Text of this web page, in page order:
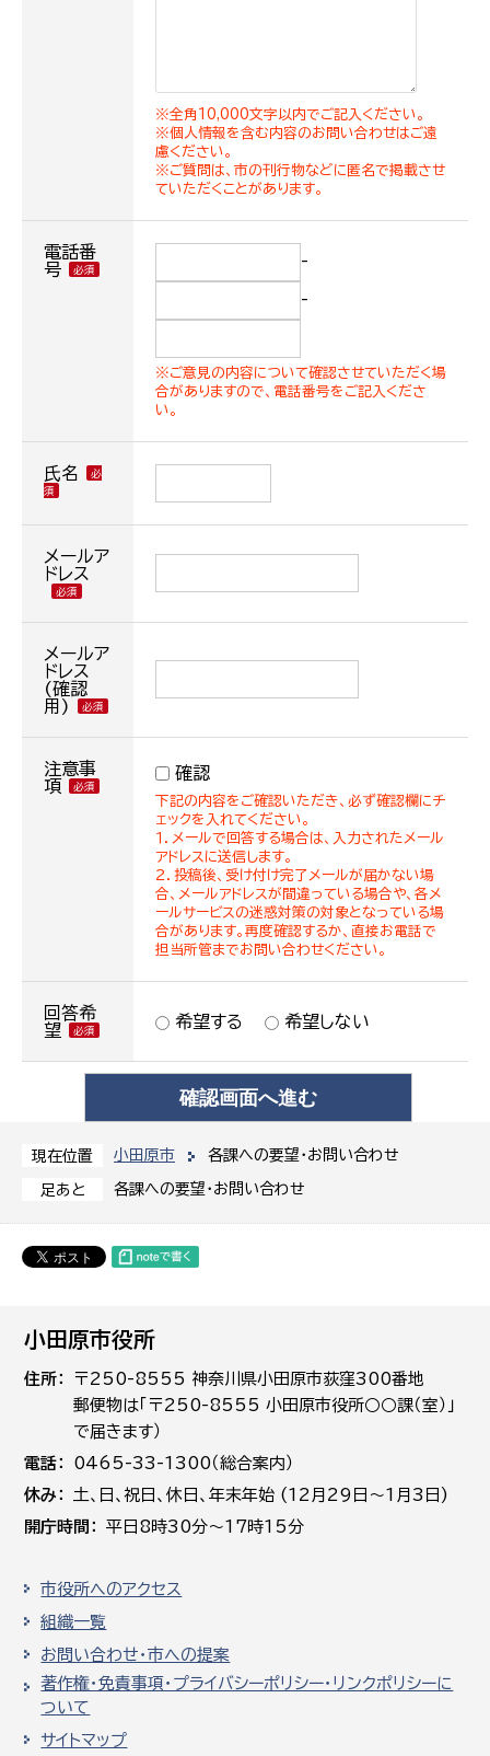
現在位置 小田原市 各課への要望・お問い合わせ
足あと 各課への要望・お問い合わせ
※全角10,000文字以内でご記入ください。
※個人情報を含む内容のお問い合わせはご遠
慮ください。
※ご質問は、市の刊行物などに匿名で掲載させ
ていただくことがあります。
電話番
号
-
-
※ご意見の内容について確認させていただく場
合がありますので、電話番号をご記入くださ
い。
氏名
メールア
ドレス
メールア
ドレス
(確認
用)
注意事
項
確認
下記の内容をご確認いただき、必ず確認欄にチ
ェックを入れてください。
１．メールで回答する場合は、入力されたメール
アドレスに送信します。
２．投稿後、受け付け完了メールが届かない場
合、メールアドレスが間違っている場合や、各メ
ールサービスの迷惑対策の対象となっている場
合があります。再度確認するか、直接お電話で
担当所管までお問い合わせください。
回答希
望
希望する 希望しない
小田原市役所
住所
〒250-8555 神奈川県小田原市荻窪300番地
郵便物は「〒250-8555 小田原市役所○○課（室）」
で届きます）
電話
0465-33-1300（総合案内）
休み
土､日､祝日、休日、年末年始 (12月29日～1月3日)
開庁時間
平日8時30分～17時15分
市役所へのアクセス
組織一覧
お問い合わせ・市への提案
著作権・免責事項・プライバシーポリシー・リンクポリシーに
ついて
サイトマップ